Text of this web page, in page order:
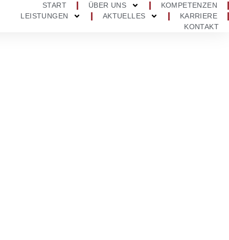
START ÜBER UNS
KOMPETENZEN
LEISTUNGEN
AKTUELLES
KARRIERE
KONTAKT